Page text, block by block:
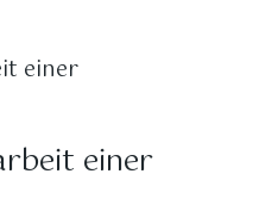
einer